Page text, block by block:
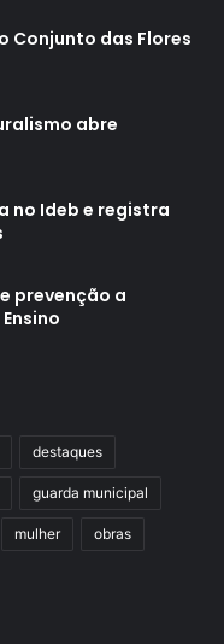
Conjunto das Flores
abre
no Ideb e registra
prevenção a
destaques
guarda municipal
mulher obras